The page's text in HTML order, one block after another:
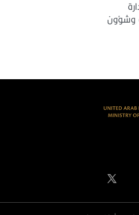
وشؤون